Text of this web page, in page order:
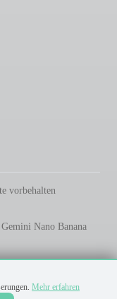
vorbehalten
Nano Banana
Mehr erfahren